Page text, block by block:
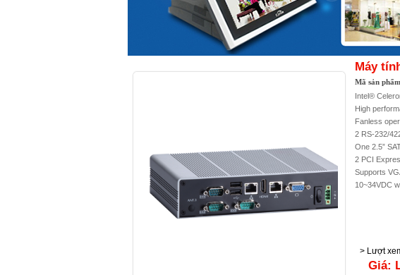
Máy
Mã sản phẩm
Intel®
High
Fanless
2 RS-232/
One 2.5”
2 PCI
Supports
10~34VDC
> Lượt
Giá: